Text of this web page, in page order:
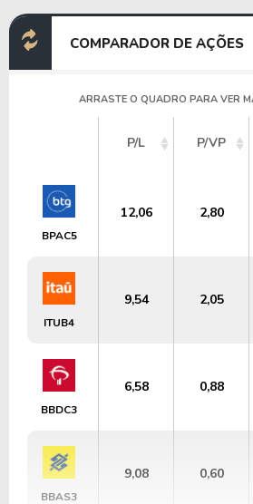
COMPARADOR DE AÇÕES
ARRASTE O QUADRO PARA VER
P/L P/VP
BPAC5
12,06 2,80
ITUB4
9,54 2,05
BBDC3
6,58 0,88
BBAS3
9,08 0,60